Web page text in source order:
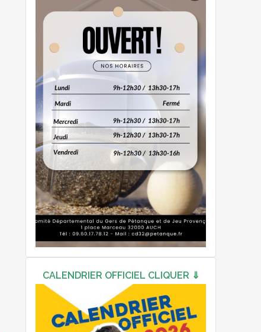
CALENDRIER OFFICIEL CLIQUER ⇓